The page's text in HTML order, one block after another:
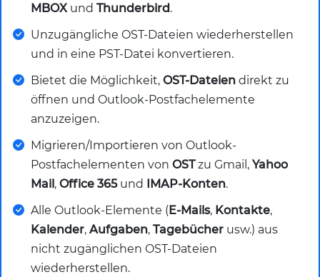
MBOXund Thunderbird.
Unzugängliche OST-Dateien wiederherstellen
und in eine PST-Datei konvertieren.
Bietet die Möglichkeit, OST-Dateien direkt zu
öffnen und Outlook-Postfachelemente
anzuzeigen.
Migrieren/Importieren von Outlook-
Postfachelementen von OSTzu Gmail, Yahoo
Mail, Office 365und IMAP-Konten.
Alle Outlook-Elemente (E-Mails, Kontakte,
Kalender, Aufgaben, Tagebücher usw.) aus
nicht zugänglichen OST-Dateien
wiederherstellen.